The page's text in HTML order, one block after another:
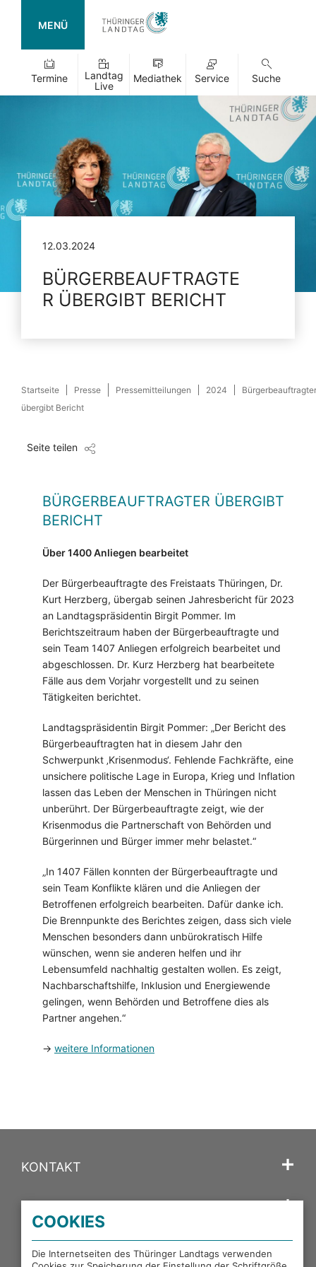
MENÜ
Termine
Landtag
Live
Mediathek Service Suche
12.03.2024
BÜRGERBEAUFTRAGTE
R ÜBERGIBT BERICHT
Startseite Presse Pressemitteilungen 2024
Bürgerbeauftragter
übergibt Bericht
Seite teilen
BÜRGERBEAUFTRAGTER ÜBERGIBT
BERICHT
Über 1400 Anliegen bearbeitet
Der Bürgerbeauftragte des Freistaats Thüringen, Dr.
Kurt Herzberg, übergab seinen Jahresbericht für 2023
an Landtagspräsidentin Birgit Pommer. Im
Berichtszeitraum haben der Bürgerbeauftragte und
sein Team 1407 Anliegen erfolgreich bearbeitet und
abgeschlossen. Dr. Kurz Herzberg hat bearbeitete
Fälle aus dem Vorjahr vorgestellt und zu seinen
Tätigkeiten berichtet.
Landtagspräsidentin Birgit Pommer: „Der Bericht des
Bürgerbeauftragten hat in diesem Jahr den
Schwerpunkt ‚Krisenmodus‘. Fehlende Fachkräfte, eine
unsichere politische Lage in Europa, Krieg und Inflation
lassen das Leben der Menschen in Thüringen nicht
unberührt. Der Bürgerbeauftragte zeigt, wie der
Krisenmodus die Partnerschaft von Behörden und
Bürgerinnen und Bürger immer mehr belastet.“
„In 1407 Fällen konnten der Bürgerbeauftragte und
sein Team Konflikte klären und die Anliegen der
Betroffenen erfolgreich bearbeiten. Dafür danke ich.
Die Brennpunkte des Berichtes zeigen, dass sich viele
Menschen besonders dann unbürokratisch Hilfe
wünschen, wenn sie anderen helfen und ihr
Lebensumfeld nachhaltig gestalten wollen. Es zeigt,
Nachbarschaftshilfe, Inklusion und Energiewende
gelingen, wenn Behörden und Betroffene dies als
Partner angehen.“
→ weitere Informationen
KONTAKT
PORTALE DES THÜRINGER LANDTAGS
COOKIES
Die Internetseiten des Thüringer Landtags verwenden